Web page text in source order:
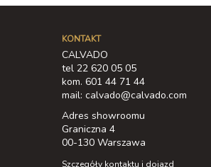
KONTAKT
CALVADO
tel 22 620 05 05
kom. 601 44 71 44
mail: calvado@calvado.com
Adres showroomu
Graniczna 4
00-130 Warszawa
Szczegóły kontaktu i dojazd